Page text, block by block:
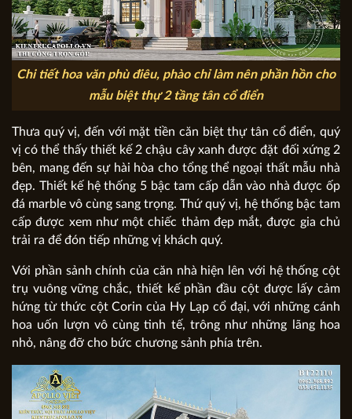
Chi tiết hoa văn phù điêu, phào chỉ làm nên phần hồn cho
mẫu biệt thự 2 tầng tân cổ điển
Thưa quý vị, đến với mặt tiền căn biệt thự tân cổ điển, quý
vị có thể thấy thiết kế 2 chậu cây xanh được đặt đối xứng 2
bên, mang đến sự hài hòa cho tổng thể ngoại thất mẫu nhà
đẹp. Thiết kế hệ thống 5 bậc tam cấp dẫn vào nhà được ốp
đá marble vô cùng sang trọng. Thứ quý vị, hệ thống bậc tam
cấp được xem như một chiếc thảm đẹp mắt, được gia chủ
trải ra để đón tiếp những vị khách quý.
Với phần sảnh chính của căn nhà hiện lên với hệ thống cột
trụ vuông vững chắc, thiết kế phần đầu cột được lấy cảm
hứng từ thức cột Corin của Hy Lạp cổ đại, với những cánh
hoa uốn lượn vô cùng tinh tế, trông như những lãng hoa
nhỏ, nâng đỡ cho bức chương sảnh phía trên.